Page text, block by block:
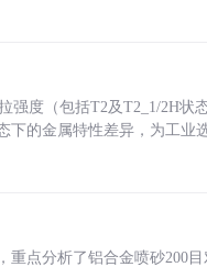
强度（包括T2及T2_1/2H状
的金属特性差异，为工业
点分析了铝合金喷砂200